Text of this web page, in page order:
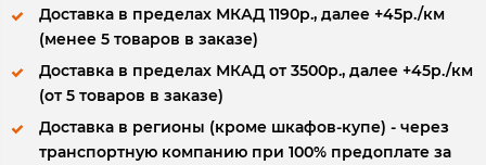
Доставка в пределах МКАД 1190р., далее +45р./км
(менее 5 товаров в заказе)
Доставка в пределах МКАД от 3500р., далее +45р./км
(от 5 товаров в заказе)
Доставка в регионы (кроме шкафов-купе) - через
транспортную компанию при 100% предоплате за